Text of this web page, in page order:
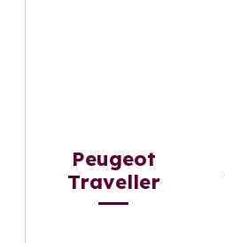
Peugeot
Traveller